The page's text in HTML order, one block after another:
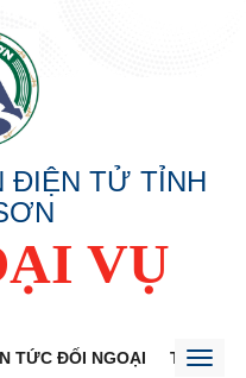
ĐIỆN TỬ TỈNH
VỤ
TỨC ĐỐI NGOẠI THÔNG